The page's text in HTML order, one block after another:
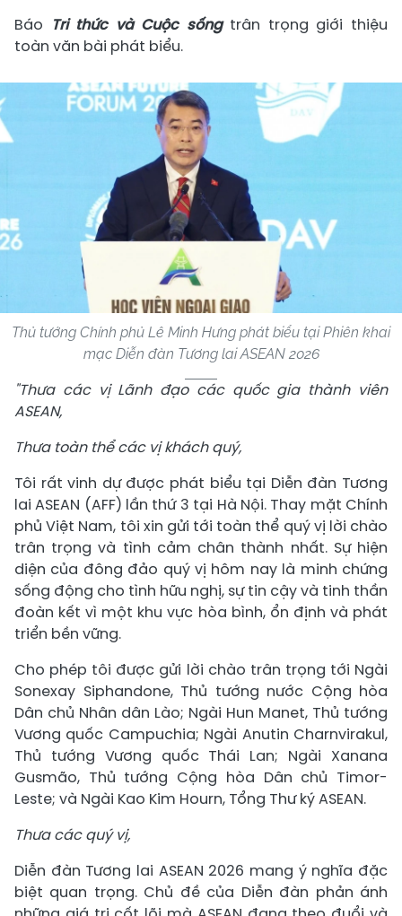
Báo Tri thức và Cuộc sốngtrân trọng giới thiệu
toàn văn bài phát biểu.
Thủ tướng Chính phủ Lê Minh Hưng phát biểu tại Phiên khai
mạc Diễn đàn Tương lai ASEAN 2026
"Thưa các vị Lãnh đạo các quốc gia thành viên
ASEAN,
Thưa toàn thể các vị khách quý,
Tôi rất vinh dự được phát biểu tại Diễn đàn Tương
lai ASEAN (AFF) lần thứ 3 tại Hà Nội. Thay mặt Chính
phủ Việt Nam, tôi xin gửi tới toàn thể quý vị lời chào
trân trọng và tình cảm chân thành nhất. Sự hiện
diện của đông đảo quý vị hôm nay là minh chứng
sống động cho tình hữu nghị, sự tin cậy và tinh thần
đoàn kết vì một khu vực hòa bình, ổn định và phát
triển bền vững.
Cho phép tôi được gửi lời chào trân trọng tới Ngài
Sonexay Siphandone, Thủ tướng nước Cộng hòa
Dân chủ Nhân dân Lào; Ngài Hun Manet, Thủ tướng
Vương quốc Campuchia; Ngài Anutin Charnvirakul,
Thủ tướng Vương quốc Thái Lan; Ngài Xanana
Gusmão, Thủ tướng Cộng hòa Dân chủ Timor-
Leste; và Ngài Kao Kim Hourn, Tổng Thư ký ASEAN.
Thưa các quý vị,
Diễn đàn Tương lai ASEAN 2026 mang ý nghĩa đặc
biệt quan trọng. Chủ đề của Diễn đàn phản ánh